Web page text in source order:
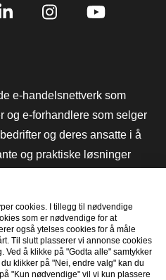
e-handelsnettverk som
og e-forhandlere som selger
og deres ansatte i å
og praktiske løsninger
markedsundersøkelser,
Thuiswinkel e-
cookies. I tillegg til nødvendige
som er nødvendige for at
også ytelses cookies for å måle
Til slutt plasserer vi annonse cookies
Ved å klikke på "Godta alle" samtykker
klikker på "Nei, endre valg" kan du
"Kun nødvendige" vil vi kun plassere